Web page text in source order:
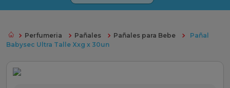
Perfumeria Pañales Pañales para Bebe
Pañal
Babysec Ultra Talle Xxg x 30un
galletitas